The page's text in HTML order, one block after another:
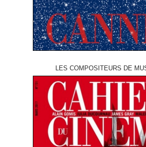
LES COMPOSITEURS DE